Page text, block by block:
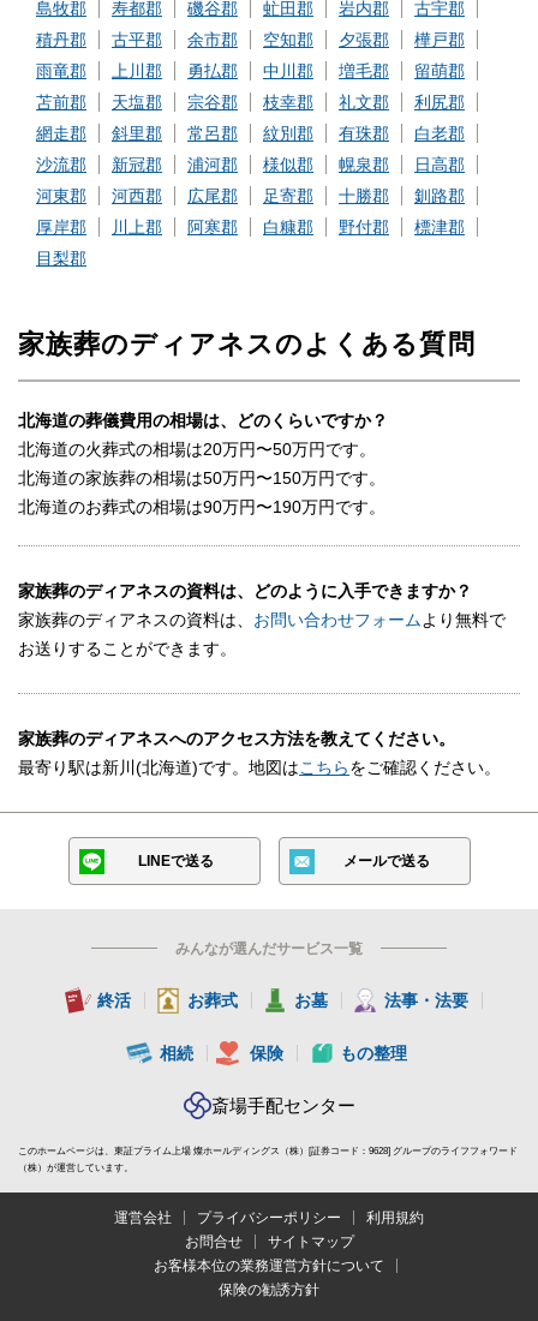
島牧郡
寿都郡 磯谷郡 虻田郡 岩内郡
古宇郡
積丹郡
古平郡 余市郡 空知郡 夕張郡
樺戸郡
雨竜郡
上川郡 勇払郡 中川郡 増毛郡
留萌郡
苫前郡
天塩郡 宗谷郡 枝幸郡 礼文郡
利尻郡
網走郡
斜里郡 常呂郡 紋別郡 有珠郡
白老郡
沙流郡
新冠郡 浦河郡 様似郡 幌泉郡
日高郡
河東郡
河西郡 広尾郡 足寄郡 十勝郡
釧路郡
厚岸郡
川上郡 阿寒郡 白糠郡 野付郡
標津郡
目梨郡
家族葬のディアネスのよくある質問
北海道の葬儀費用の相場は、どのくらいですか？
北海道の火葬式の相場は20万円〜50万円です。
北海道の家族葬の相場は50万円〜150万円です。
北海道のお葬式の相場は90万円〜190万円です。
家族葬のディアネスの資料は、どのように入手できますか？
家族葬のディアネスの資料は、 お問い合わせフォームより無料で
お送りすることができます。
家族葬のディアネスへのアクセス方法を教えてください。
最寄り駅は新川(北海道)です。地図はこちらをご確認ください。
LINEで送る メールで送る
みんなが選んだサービス一覧
終活 お葬式 お墓 法事・法要
相続 保険 もの整理
斎場手配センター
このホームページは、東証プライム上場 燦ホールディングス（株）[証券コード：9628] グループのライフフォワード
（株）が運営しています。
運営会社 プライバシーポリシー
利用規約
お問合せ
サイトマップ
お客様本位の業務運営方針について
保険の勧誘方針